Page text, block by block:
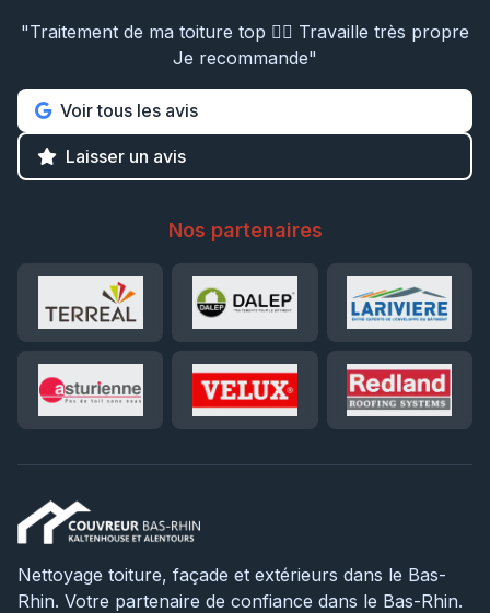
"Traitement de ma toiture top 👍🏼 Travaille très propre
Je recommande"
Voir tous les avis
Laisser un avis
Nos partenaires
Nettoyage toiture, façade et extérieurs dans le Bas-
Rhin. Votre partenaire de confiance dans le Bas-Rhin.